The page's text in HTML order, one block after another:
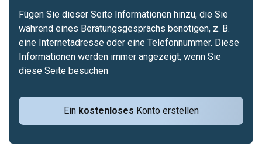
Ein kostenloses Konto erstellen
Fügen Sie dieser Seite Informationen hinzu, die Sie
während eines Beratungsgesprächs benötigen, z. B.
eine Internetadresse oder eine Telefonnummer. Diese
Informationen werden immer angezeigt, wenn Sie
diese Seite besuchen